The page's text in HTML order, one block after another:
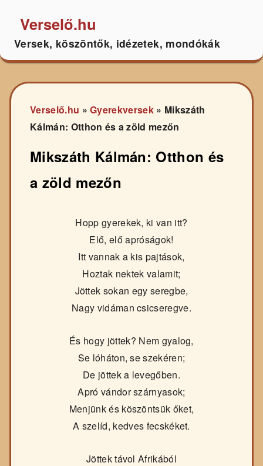
Verselő.hu
Versek, köszöntők, idézetek, mondókák
Verselő.hu »Gyerekversek » Mikszáth
Kálmán: Otthon és a zöld mezőn
Mikszáth Kálmán: Otthon és
a zöld mezőn
Hopp gyerekek, ki van itt?
Elő, elő apróságok!
Itt vannak a kis pajtások,
Hoztak nektek valamit;
Jöttek sokan egy seregbe,
Nagy vidáman csicseregve.
És hogy jöttek? Nem gyalog,
Se lóháton, se szekéren;
De jöttek a levegőben.
Apró vándor szárnyasok;
Menjünk és köszöntsük őket,
A szelíd, kedves fecskéket.
Jöttek távol Afrikából